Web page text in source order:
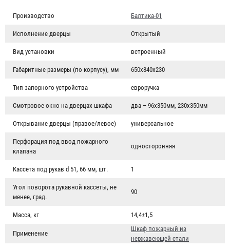
Производство Балтика-01
Исполнение дверцы Открытый
Вид установки встроенный
Габаритные размеры (по корпусу), мм 650х840х230
Тип запорного устройства евроручка
Смотровое окно на дверцах шкафа два – 96х350мм, 230х350мм
Открывание дверцы (правое/левое) универсальное
Перфорация под ввод пожарного
клапана
односторонняя
Кассета под рукав d 51, 66 мм, шт. 1
Угол поворота рукавной кассеты, не
менее, град.
90
Масса, кг 14,4±1,5
Применение
Шкаф пожарный из
нержавеющей стали